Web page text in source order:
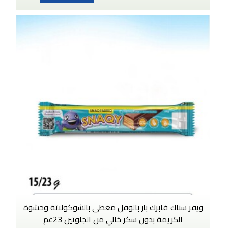
ويفر سناك فابرك بار بالوفل مغطى بالشوكولاتة وحشوة
الكريمة بدون سكر خالي من الجلوتين 23غم